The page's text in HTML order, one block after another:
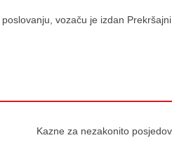
vozaču je izdan
Kazne za nezakonito